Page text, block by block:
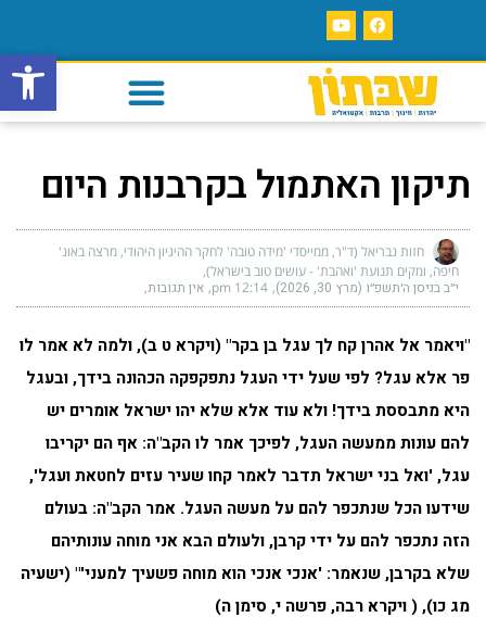
פתח
תיקון האתמול בקרבנות היום
חזות גבריאל (ד"ר, ממייסדי 'מידה טובה' לחקר ההיגיון היהודי, מרצה באונ'
חיפה, ומקים תנועת 'ואהבת' - עושים טוב בישראל)
י״ב בניסן ה׳תשפ״ו (מרץ 30, 2026) 12:14 pm אין תגובות
"ויאמר אל אהרן קח לך עגל בן בקר" (ויקרא ט ב), ולמה לא אמר לו
פר אלא עגל? לפי שעל ידי העגל נתפקפקה הכהונה בידך, ובעגל
היא מתבססת בידך! ולא עוד אלא שלא יהו ישראל אומרים יש
להם עונות ממעשה העגל, לפיכך אמר לו הקב"ה: אף הם יקריבו
עגל, 'ואל בני ישראל תדבר לאמר קחו שעיר עזים לחטאת ועגל',
שידעו הכל שנתכפר להם על מעשה העגל. אמר הקב"ה: בעולם
הזה נתכפר להם על ידי קרבן, ולעולם הבא אני מוחה עונותיהם
שלא בקרבן, שנאמר: 'אנכי אנכי הוא מוחה פשעיך למעני'" (ישעיה
מג כו), ( ויקרא רבה, פרשה י, סימן ה)